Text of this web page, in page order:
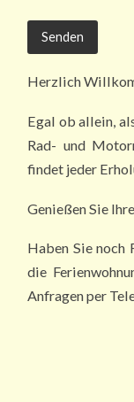
Herzlich
Egal ob allein,
Rad- und
findet jeder
Genießen Sie
Haben Sie noch
die
Anfragen per